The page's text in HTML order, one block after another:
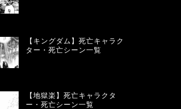
【キングダム】死亡キャラク
ター・死亡シーン一覧
【地獄楽】死亡キャラクタ
ー・死亡シーン一覧